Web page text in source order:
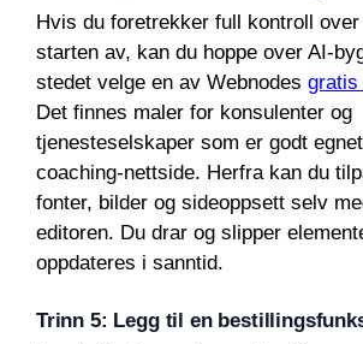
Hvis du foretrekker full kontroll
starten av, kan du hoppe over AI-
stedet velge en av Webnodes gratis
Det finnes maler for konsulenter og
tjenesteselskaper som er godt
coaching-nettside. Herfra kan du
fonter, bilder og sideoppsett selv
editoren. Du drar og slipper
oppdateres i sanntid.
Trinn 5: Legg til en